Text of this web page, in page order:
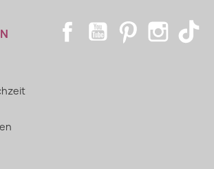
FacebookYouTubePinterestInstagram